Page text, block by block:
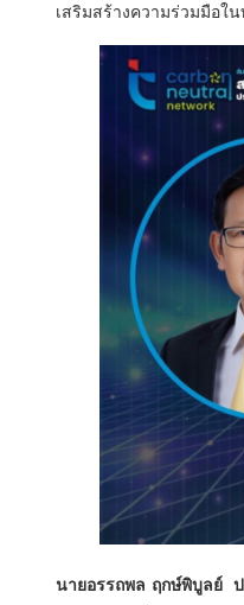
เสริมสร้างความร่วมมือใ
นายอรรถพล ฤกษ์พิบูลย์